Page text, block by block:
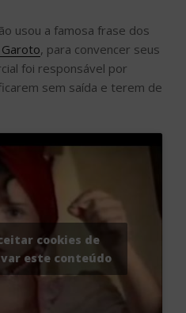
usou a famosa frase dos
, para convencer seus
foi responsável por
sem saída e terem de
cookies de
este conteúdo